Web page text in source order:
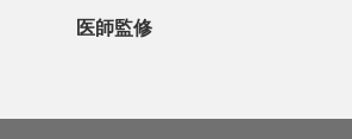
医師監修